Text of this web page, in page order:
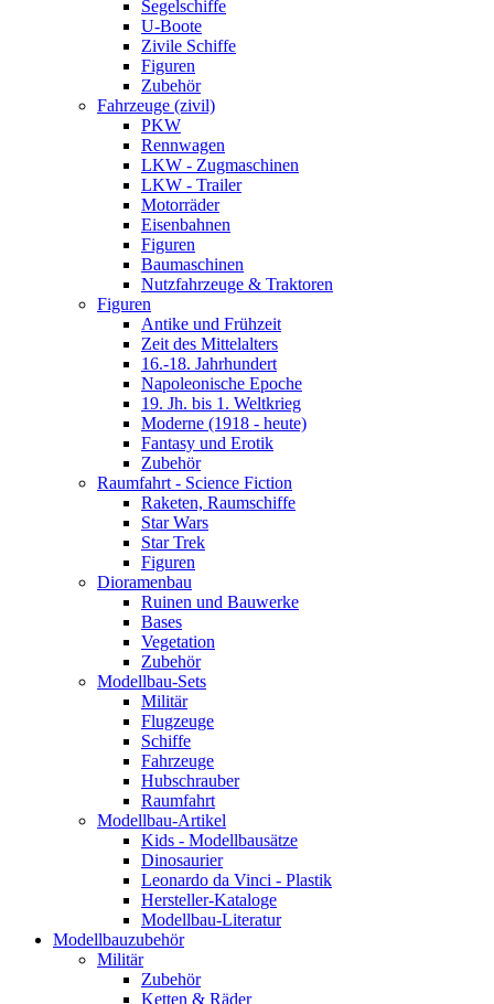
Segelschiffe
U-Boote
Zivile Schiffe
Figuren
Zubehör
Fahrzeuge (zivil)
PKW
Rennwagen
LKW - Zugmaschinen
LKW - Trailer
Motorräder
Eisenbahnen
Figuren
Baumaschinen
Nutzfahrzeuge & Traktoren
Figuren
Antike und Frühzeit
Zeit des Mittelalters
16.-18. Jahrhundert
Napoleonische Epoche
19. Jh. bis 1. Weltkrieg
Moderne (1918 - heute)
Fantasy und Erotik
Zubehör
Raumfahrt - Science Fiction
Raketen, Raumschiffe
Star Wars
Star Trek
Figuren
Dioramenbau
Ruinen und Bauwerke
Bases
Vegetation
Zubehör
Modellbau-Sets
Militär
Flugzeuge
Schiffe
Fahrzeuge
Hubschrauber
Raumfahrt
Modellbau-Artikel
Kids - Modellbausätze
Dinosaurier
Leonardo da Vinci - Plastik
Hersteller-Kataloge
Modellbau-Literatur
Modellbauzubehör
Militär
Zubehör
Ketten & Räder